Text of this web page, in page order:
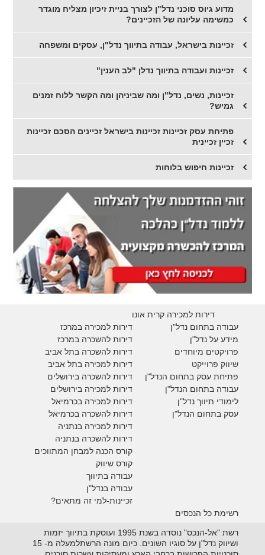
​מדוע גיוס סוכני נדל"ן לצורך בניית זיכיון מצליח מוגדר
כמשימה עליונה של הזכיינים?
​זכיינות בישראל, עבודה בתיווך נדל"ן, עסקים ומשפחה
זכיינות ועבודה בתיווך נדלן "לב הענין"
זכיינות, נשים, נדל"ן ומה שביניהן ומה הקשר ללוח זמנים
גמיש?
פתיחת עסק זכיינות זכיינות בישראל זכיינים הסכם זכיינות
זכיין זכיינית
זכיינות חיפוש בלוחות
דירות למכירה קרית אונו
דירות למכירה במרכז
דירות להשכרה במרכז
דירות להשכרה בתל אביב
דירות למכירה בתל אביב
דירות להשכרה בירושלים
דירות למכירה בירושלים
דירות למכירה בכרמיאל
דירות להשכרה בכרמיאל
דירות למכירה בנתניה
דירות להשכרה בנתניה
קורס הכנה למבחן המתווכים
קורס שיווק
עבודה בתיווך
עבודה בנדל"ן
זכיינות-למי זה מתאים?
עבודה בתחום נדל"ן
מידע על נדל"ן
פרויקטים מיוחדים
שיווק פרוייקט
פתיחת עסק בתחום הנדל"ן
עבודה בתחום הנדל"ן
לימודי תיווך נדל"ן
עסק בתחום הנדל"ן
רשימת כל הנכסים
רשת "אל-הנכס" נוסדה בשנת 1995 ועוסקת בתיווך יזמות
ושיווק נדל"ן על סוגיו השונים. כיום מונה הרשתלמעלה מ- 15